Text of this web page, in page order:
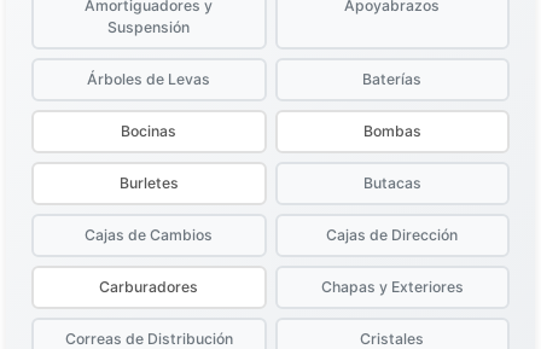
Amortiguadores y
Suspensión
Apoyabrazos
Árboles de Levas Baterías
Bocinas Bombas
Burletes Butacas
Cajas de Cambios Cajas de Dirección
Carburadores Chapas y Exteriores
Correas de Distribución Cristales